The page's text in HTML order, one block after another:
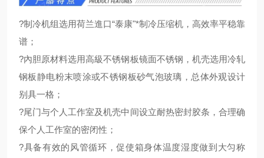
?制冷机组选用荷兰進口“泰康"*制冷压缩机，高效率平稳靠
谱；
?內胆原材料选用高級不锈钢板镜面不锈钢，机壳选用冷轧
钢板静电粉末喷涂或不锈钢板砂气泡玻璃，总体外观设计
别具一格；
?尾门与个人工作室及机壳中间设立耐热密封胶条，合理确
保个人工作室的密闭性；
?具备有效的风管循环，促使箱身体温度湿度做到大匀称